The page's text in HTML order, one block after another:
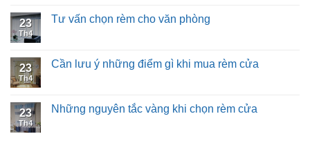
23
Th4
Tư vấn chọn rèm cho văn phòng
23
Th4
Cần lưu ý những điểm gì khi mua rèm cửa
23
Th4
Những nguyên tắc vàng khi chọn rèm cửa